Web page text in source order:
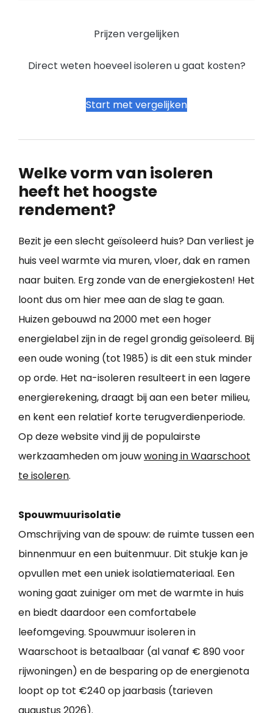
Prijzen vergelijken
Direct weten hoeveel isoleren u gaat kosten?
Start met vergelijken
Welke vorm van isoleren
heeft het hoogste
rendement?
Bezit je een slecht geïsoleerd huis? Dan verliest je
huis veel warmte via muren, vloer, dak en ramen
naar buiten. Erg zonde van de energiekosten! Het
loont dus om hier mee aan de slag te gaan.
Huizen gebouwd na 2000 met een hoger
energielabel zijn in de regel grondig geïsoleerd. Bij
een oude woning (tot 1985) is dit een stuk minder
op orde. Het na-isoleren resulteert in een lagere
energierekening, draagt bij aan een beter milieu,
en kent een relatief korte terugverdienperiode.
Op deze website vind jij de populairste
werkzaamheden om jouwwoning in Waarschoot
te isoleren.
Spouwmuurisolatie
Omschrijving van de spouw: de ruimte tussen een
binnenmuur en een buitenmuur. Dit stukje kan je
opvullen met een uniek isolatiemateriaal. Een
woning gaat zuiniger om met de warmte in huis
en biedt daardoor een comfortabele
leefomgeving. Spouwmuur isoleren in
Waarschoot is betaalbaar (al vanaf € 890 voor
rijwoningen) en de besparing op de energienota
loopt op tot €240 op jaarbasis (tarieven